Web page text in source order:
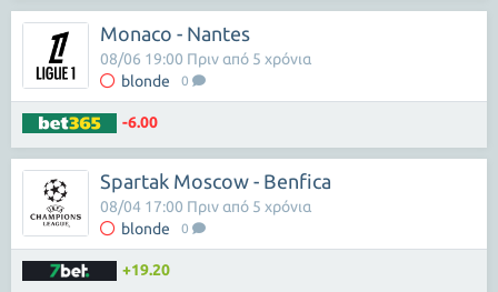
Monaco - Nantes
blonde 0
08/06 19:00 Πριν από 5 χρόνια
-6.00
Spartak Moscow - Benfica
blonde 0
08/04 17:00 Πριν από 5 χρόνια
+19.20